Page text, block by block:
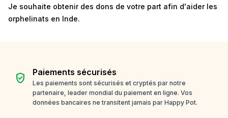
Je souhaite obtenir des dons de votre part afin d'aider les
orphelinats en Inde.
verified_user Paiements sécurisés
Les paiements sont sécurisés et cryptés par notre
partenaire, leader mondial du paiement en ligne. Vos
données bancaires ne transitent jamais par Happy Pot.